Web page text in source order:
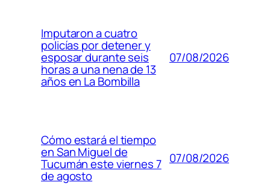
Imputaron a cuatro
policías por detener y
esposar durante seis
horas a una nena de 13
años en La Bombilla
07/08/2026
Cómo estará el tiempo
en San Miguel de
Tucumán este viernes 7
de agosto
07/08/2026